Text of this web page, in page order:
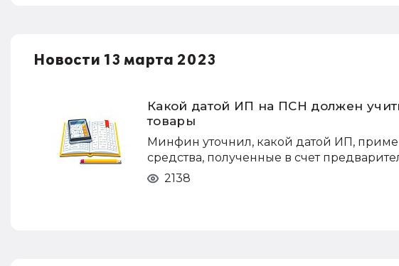
Новости 13 марта 2023
Какой датой ИП на ПСН должен
товары
Минфин уточнил, какой датой ИП,
средства, полученные в счет
2138